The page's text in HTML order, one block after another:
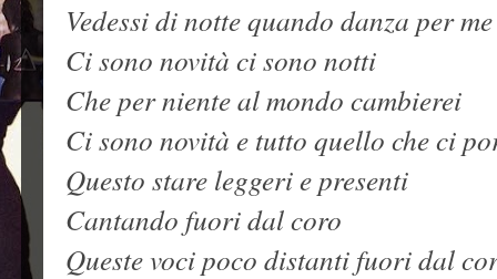
Vedessi di notte quando danza per me
Ci sono novità ci sono notti
Che per niente al mondo cambierei
Ci sono novità e tutto quello che ci
Questo stare leggeri e presenti
Cantando fuori dal coro
Queste voci poco distanti fuori dal